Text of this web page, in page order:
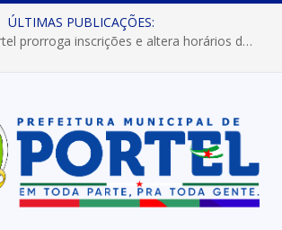
ÚLTIMAS PUBLICAÇÕES:
Prefeitura de Portel prorroga inscrições e altera horários dos concursos “Musa” e “Miss Mix Verão 2026”